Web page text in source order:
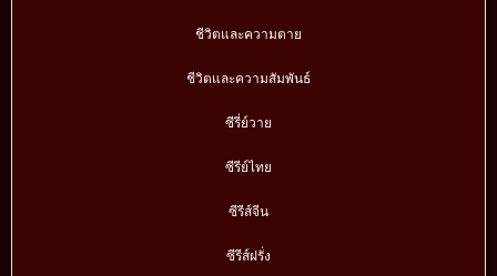
ชีวิตและความตาย
ชีวิตและความสัมพันธ์
ซีรี่ย์วาย
ซีรีย์ไทย
ซีรีส์จีน
ซีรีส์ฝรั่ง